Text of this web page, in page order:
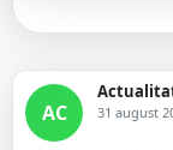
AC 31 august